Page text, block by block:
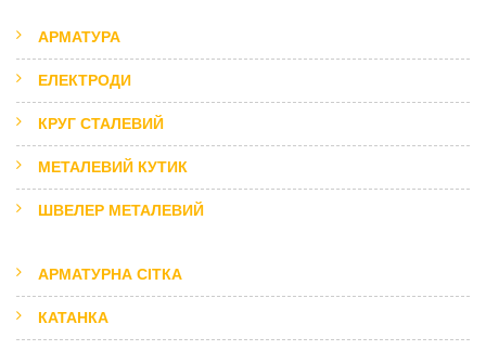
АРМАТУРА
ЕЛЕКТРОДИ
КРУГ СТАЛЕВИЙ
МЕТАЛЕВИЙ КУТИК
ШВЕЛЕР МЕТАЛЕВИЙ
АРМАТУРНА СІТКА
КАТАНКА